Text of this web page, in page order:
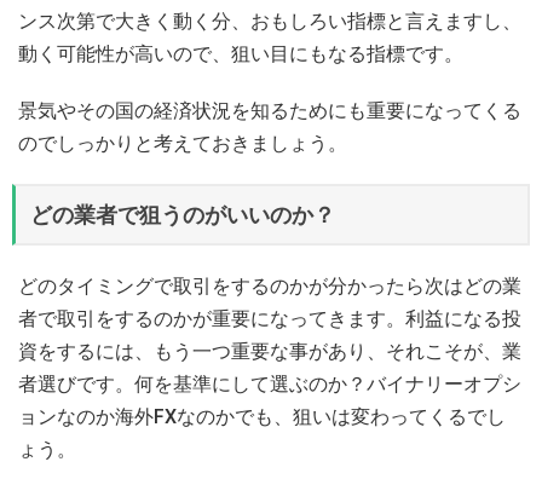
ンス次第で大きく動く分、おもしろい指標と言えますし、
動く可能性が高いので、狙い目にもなる指標です。
景気やその国の経済状況を知るためにも重要になってくる
のでしっかりと考えておきましょう。
どの業者で狙うのがいいのか？
どのタイミングで取引をするのかが分かったら次はどの業
者で取引をするのかが重要になってきます。利益になる投
資をするには、もう一つ重要な事があり、それこそが、業
者選びです。何を基準にして選ぶのか？バイナリーオプシ
ョンなのか海外FXなのかでも、狙いは変わってくるでし
ょう。